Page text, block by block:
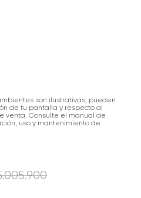
son ilustrativas, pueden
de tu pantalla y respecto al
venta. Consulte el manual de
uso y mantenimiento de
.005.900